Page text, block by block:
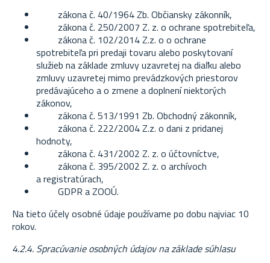
zákona č. 40/1964 Zb. Občiansky zákonník,
zákona č. 250/2007 Z. z. o ochrane spotrebiteľa,
zákona č. 102/2014 Z.z. o o ochrane
spotrebiteľa pri predaji tovaru alebo poskytovaní
služieb na základe zmluvy uzavretej na diaľku alebo
zmluvy uzavretej mimo prevádzkových priestorov
predávajúceho a o zmene a doplnení niektorých
zákonov,
zákona č. 513/1991 Zb. Obchodný zákonník,
zákona č. 222/2004 Z.z. o dani z pridanej
hodnoty,
zákona č. 431/2002 Z. z. o účtovníctve,
zákona č. 395/2002 Z. z. o archívoch
a registratúrach,
GDPR a ZOOÚ.
Na tieto účely osobné údaje používame po dobu najviac 10
rokov.
4.2.4. Spracúvanie osobných údajov na základe súhlasu